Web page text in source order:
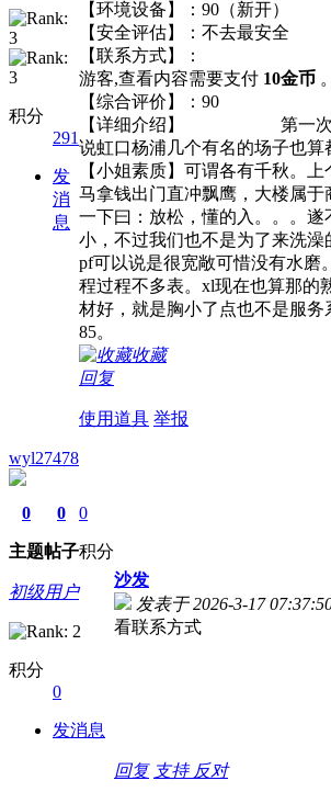
积分
291
发
消
息
【环境设备】：90（新开
【安全评估】：不去最安
【联系方式】：
游客,查看内容需要支付 10金币
【综合评价】
【详细介绍】 第一次发处
说虹口杨浦几个有名的场子也算
【小姐素质】可谓各有千秋。
马拿钱出门直冲飘鹰，大楼属
一下曰：放松，懂的入。。。
小，不过我们也不是为了来洗
pf可以说是很宽敞可惜没有水
程过程不多表。xl现在也算那的
材好，就是胸小了点也不是服
85。
收藏
回复
使用道具 举报
wyl27478
0
主题
0
帖子
0
积分
初级用户
积分
0
发消息
沙发
发表于 2026-3-17
看联系方式
回复 支持 反对